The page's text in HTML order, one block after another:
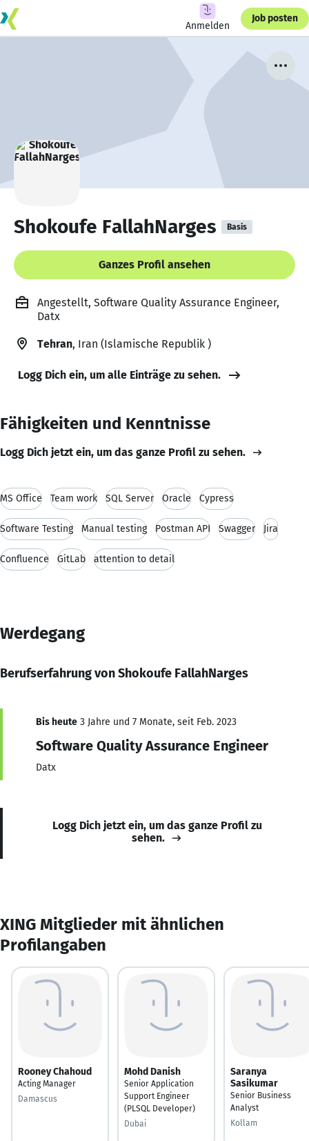
Anmelden
Job posten
Shokoufe FallahNarges Basis
Ganzes Profil ansehen
Angestellt, Software Quality Assurance Engineer,
Datx
Tehran, Iran (Islamische Republik )
Logg Dich ein, um alle Einträge zu sehen.
Fähigkeiten und Kenntnisse
Logg Dich jetzt ein, um das ganze Profil zu sehen.
MS Office Team work SQL Server Oracle Cypress
Software Testing Manual testing Postman API Swagger Jira
Confluence GitLab attention to detail
Werdegang
Berufserfahrung von Shokoufe FallahNarges
Bis heute 3 Jahre und 7 Monate, seit Feb. 2023
Software Quality Assurance Engineer
Datx
Logg Dich jetzt ein, um das ganze Profil zu
sehen.
XING Mitglieder mit ähnlichen
Profilangaben
Rooney Chahoud
Acting Manager
Damascus
Mohd Danish
Senior Application
Support Engineer
(PLSQL Developer)
Dubai
Saranya
Sasikumar
Senior Business
Analyst
Kollam